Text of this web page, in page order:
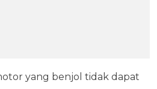
yang benjol tidak dapat